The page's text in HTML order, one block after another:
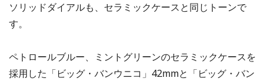
ソリッドダイアルも、セラミックケースと同じトーンで
す。
ペトロールブルー、ミントグリーンのセラミックケースを
採用した「ビッグ・バンウニコ」42mmと「ビッグ・バン